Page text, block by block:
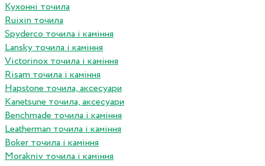
Кухонні точила
Ruixin точила
Spyderco точила і каміння
Lansky точила і каміння
Victorinox точила і каміння
Risam точила і каміння
Hapstone точила, аксесуари
Kanetsune точила, аксесуари
Benchmade точила і каміння
Leatherman точила і каміння
Boker точила і каміння
Morakniv точила і каміння